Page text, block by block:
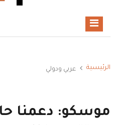
الرئيسية عربي ودولي
موسكو: دعمنا